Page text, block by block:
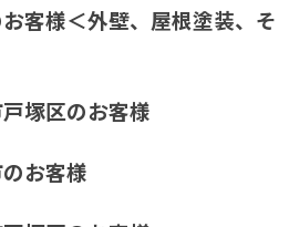
客様＜外壁、屋根塗装、そ
塚区のお客様
お客様